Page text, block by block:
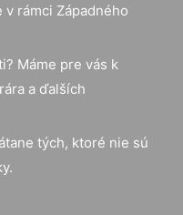
rámci Západného
Máme pre vás k
a ďalších
tých, ktoré nie sú